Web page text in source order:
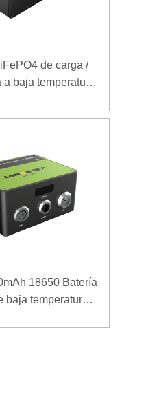
de carga /
a baja temperatura
18650 Batería
baja temperatura